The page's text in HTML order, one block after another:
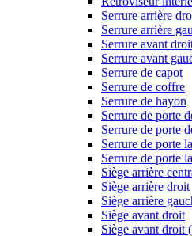
Serrure arrière
Serrure arrière
Serrure avant
Serrure avant
Serrure de capot
Serrure de coffre
Serrure de hayon
Serrure de porte
Serrure de porte
Serrure de porte
Serrure de porte
Siège arrière
Siège arrière droit
Siège arrière
Siège avant droit
Siège avant droit